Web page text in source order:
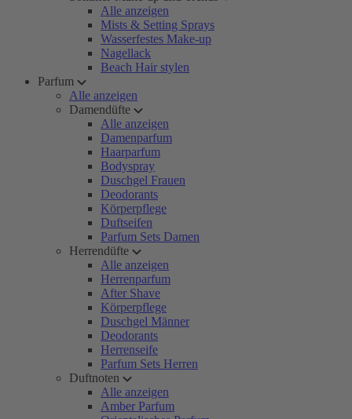
Alle anzeigen
Mists & Setting Sprays
Wasserfestes Make-up
Nagellack
Beach Hair stylen
Parfum
Alle anzeigen
Damendüfte
Alle anzeigen
Damenparfum
Haarparfum
Bodyspray
Duschgel Frauen
Deodorants
Körperpflege
Duftseifen
Parfum Sets Damen
Herrendüfte
Alle anzeigen
Herrenparfum
After Shave
Körperpflege
Duschgel Männer
Deodorants
Herrenseife
Parfum Sets Herren
Duftnoten
Alle anzeigen
Amber Parfum